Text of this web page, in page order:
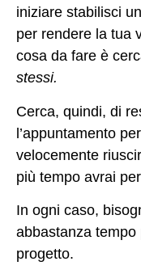
iniziare stabilisci
per rendere la tua
cosa da fare è
stessi.
Cerca, quindi, di
l’appuntamento
velocemente
più tempo avrai
In ogni caso,
abbastanza
progetto.